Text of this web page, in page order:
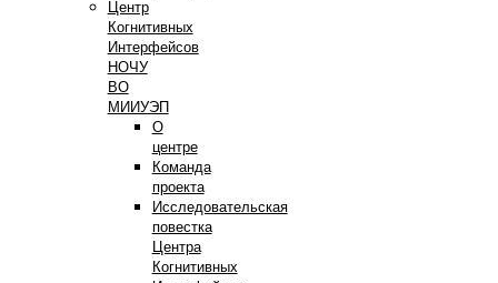
Центр
Когнитивных
Интерфейсов
НОЧУ
ВО
МИИУЭП
О
центре
Команда
проекта
Исследовательская
повестка
Центра
Когнитивных